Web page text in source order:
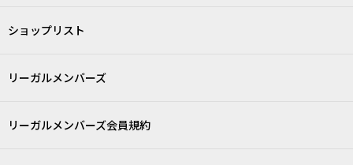
ショップリスト
リーガルメンバーズ
リーガルメンバーズ会員規約